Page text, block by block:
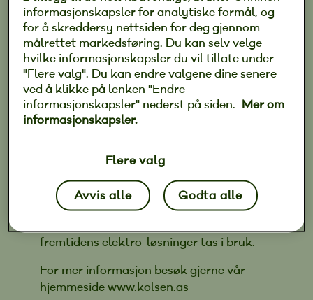
• Utelys, spot’er og LED lys
• Brannalarm og innbruddsalarm for
boliger
• Antenneanlegg/parabolmontasje
• Datanettverk for den moderne IT-
familie
Elfag-navnet er forbundet med kvalitet.
vår jobber vi for å være tilgjengelige,
pris. Vi skal være din foretrukne
elektriker, enten du trenger hjelp til små
fremtidens elektro-løsninger tas i bruk.
For mer informasjon besøk gjerne vår
hjemmesidewww.kolsen.as
informasjonskapsler for analytiske formål, og
for å skreddersy nettsiden for deg gjennom
målrettet markedsføring. Du kan selv velge
hvilke informasjonskapsler du vil tillate under
"Flere valg". Du kan endre valgene dine senere
ved å klikke på lenken "Endre
informasjonskapsler" nederst på siden. Mer om
informasjonskapsler.
Flere valg
Avvis alle Godta alle